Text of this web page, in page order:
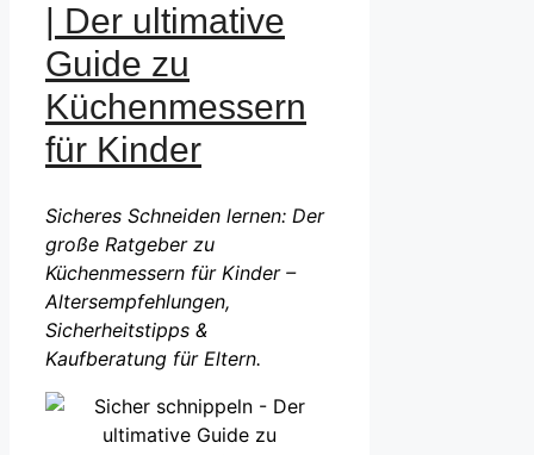
| Der ultimative
Guide zu
Küchenmessern
für Kinder
Sicheres Schneiden lernen: Der
große Ratgeber zu
Küchenmessern für Kinder –
Altersempfehlungen,
Sicherheitstipps &
Kaufberatung für Eltern.